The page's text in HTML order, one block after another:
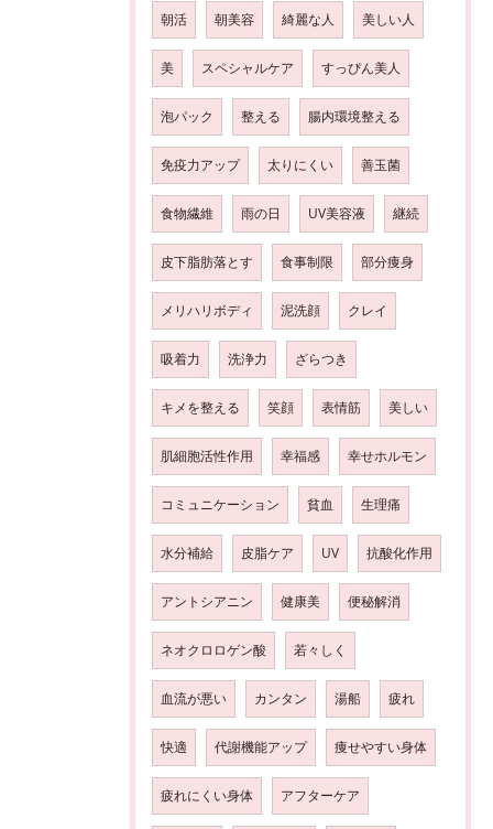
朝活 朝美容 綺麗な人 美しい人
美 スペシャルケア すっぴん美人
泡パック 整える 腸内環境整える
免疫力アップ 太りにくい 善玉菌
食物繊維 雨の日 UV美容液 継続
皮下脂肪落とす 食事制限 部分痩身
メリハリボディ 泥洗顔 クレイ
吸着力 洗浄力 ざらつき
キメを整える 笑顔 表情筋 美しい
肌細胞活性作用 幸福感 幸せホルモン
コミュニケーション 貧血 生理痛
水分補給 皮脂ケア UV 抗酸化作用
アントシアニン 健康美 便秘解消
ネオクロロゲン酸 若々しく
血流が悪い カンタン 湯船 疲れ
快適 代謝機能アップ 痩せやすい身体
疲れにくい身体 アフターケア